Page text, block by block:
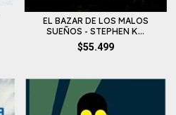
EL BAZAR DE LOS MALOS
SUEÑOS - STEPHEN K...
$55.499